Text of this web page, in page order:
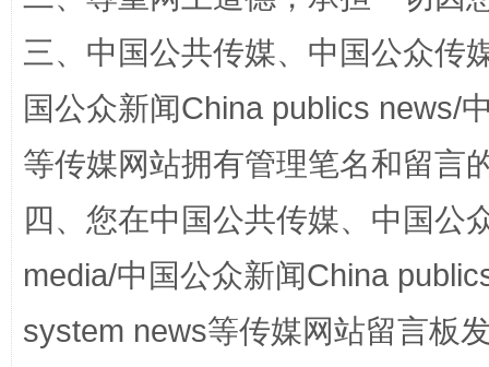
“蜀中异人”王建安的艺术幻境
三、中国公共传媒、中国公众传
国公众新闻China publics news/
等传媒网站拥有管理笔名和留言
四、您在中国公共传媒、中国公
media/中国公众新闻China
system news等传媒网站留言板